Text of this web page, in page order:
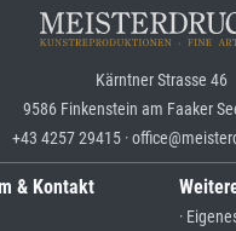
Kärntner Strasse 46
9586 Finkenstein am Faaker
+43 4257 29415 ·
& Kontakt
·